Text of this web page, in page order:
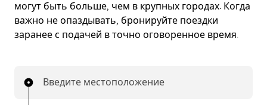
могут быть больше, чем в крупных городах. Когда
важно не опаздывать, бронируйте поездки
заранее с подачей в точно оговоренное время.
Введите местоположение